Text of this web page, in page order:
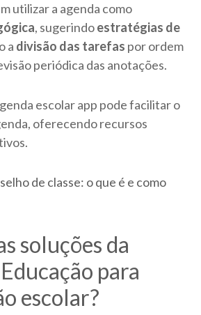
utilizar a agenda como
, sugerindoestratégias de
a divisão das tarefas por ordem
periódica das anotações.
escolar app pode facilitar o
oferecendo recursos
de classe: o que é e como
soluções da
para
escolar?